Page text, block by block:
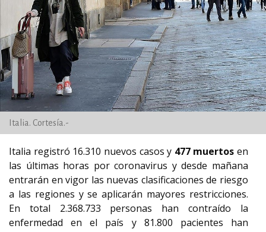
Italia. Cortesía.-
Italia registró 16.310 nuevos casos y 477 muertos en
las últimas horas por coronavirus y desde mañana
entrarán en vigor las nuevas clasificaciones de riesgo
a las regiones y se aplicarán mayores restricciones.
En total 2.368.733 personas han contraído la
enfermedad en el país y 81.800 pacientes han